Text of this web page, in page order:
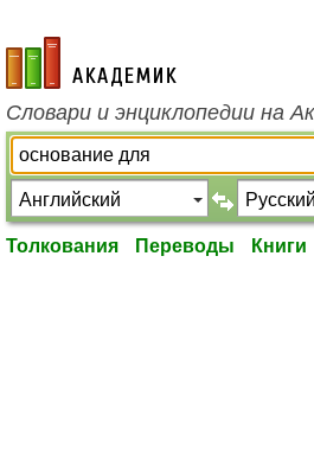
academic.ru
Словари и энциклопедии на
Толкования Переводы Книги